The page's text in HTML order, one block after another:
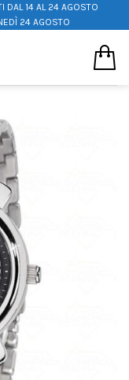
DAL 14 AL 24 AGOSTO
24 AGOSTO